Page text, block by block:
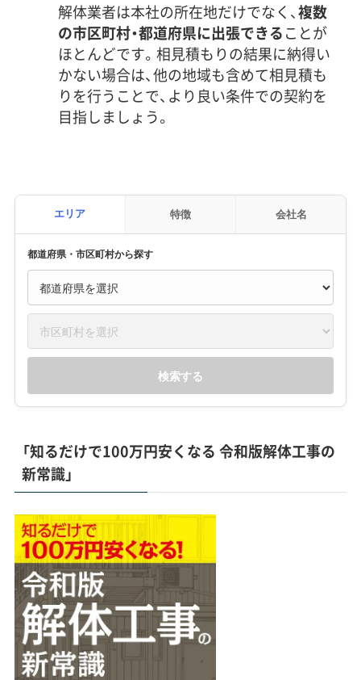
解体業者は本社の所在地だけでなく、複数
の市区町村・都道府県に出張できることが
ほとんどです。相見積もりの結果に納得い
かない場合は、他の地域も含めて相見積も
りを行うことで、より良い条件での契約を
目指しましょう。
エリア 特徴 会社名
都道府県・市区町村から探す
検索する
「知るだけで100万円安くなる 令和版解体工事の
新常識」